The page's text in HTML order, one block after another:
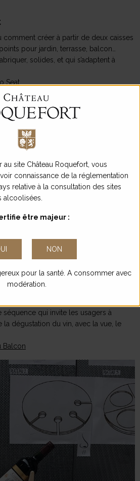
comment créer à partir de deux caisses
pour jardin, terrasse, balcon…
solides, et qui s’adaptent à
Seat
proches, au balcon. Il se compose de
séquence qui invite les usagers à
dégustation du vin, avec la vue, le
Balcon
au site Château Roquefort, vous
connaissance de la réglementation
relative à la consultation des sites
alcoolisées.
être majeur :
NON
pour la santé. A consommer avec
modération.